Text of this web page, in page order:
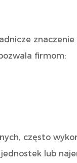
firmom:
często
lub